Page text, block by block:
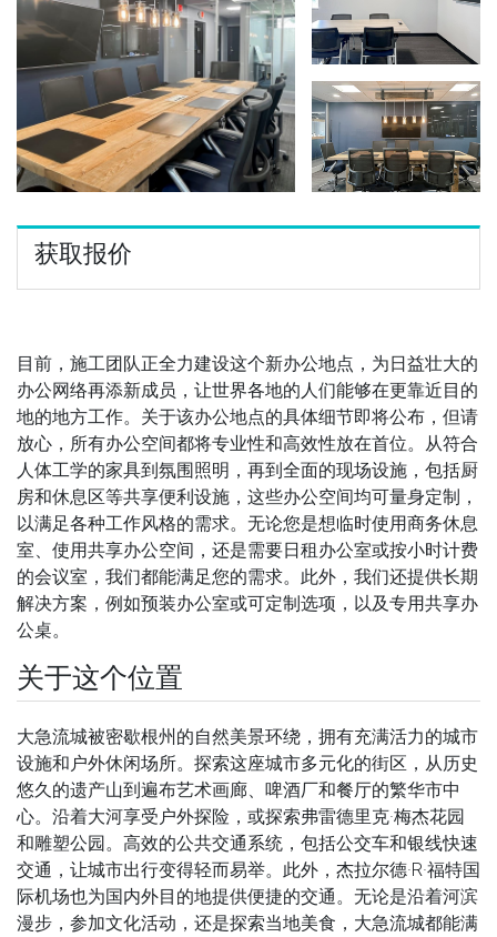
获取报价
目前，施工团队正全力建设这个新办公地点，为日益壮大的
办公网络再添新成员，让世界各地的人们能够在更靠近目的
地的地方工作。关于该办公地点的具体细节即将公布，但请
放心，所有办公空间都将专业性和高效性放在首位。从符合
人体工学的家具到氛围照明，再到全面的现场设施，包括厨
房和休息区等共享便利设施，这些办公空间均可量身定制，
以满足各种工作风格的需求。无论您是想临时使用商务休息
室、使用共享办公空间，还是需要日租办公室或按小时计费
的会议室，我们都能满足您的需求。此外，我们还提供长期
解决方案，例如预装办公室或可定制选项，以及专用共享办
公桌。
关于这个位置
大急流城被密歇根州的自然美景环绕，拥有充满活力的城市
设施和户外休闲场所。探索这座城市多元化的街区，从历史
悠久的遗产山到遍布艺术画廊、啤酒厂和餐厅的繁华市中
心。沿着大河享受户外探险，或探索弗雷德里克·梅杰花园
和雕塑公园。高效的公共交通系统，包括公交车和银线快速
交通，让城市出行变得轻而易举。此外，杰拉尔德·R·福特国
际机场也为国内外目的地提供便捷的交通。无论是沿着河滨
漫步，参加文化活动，还是探索当地美食，大急流城都能满